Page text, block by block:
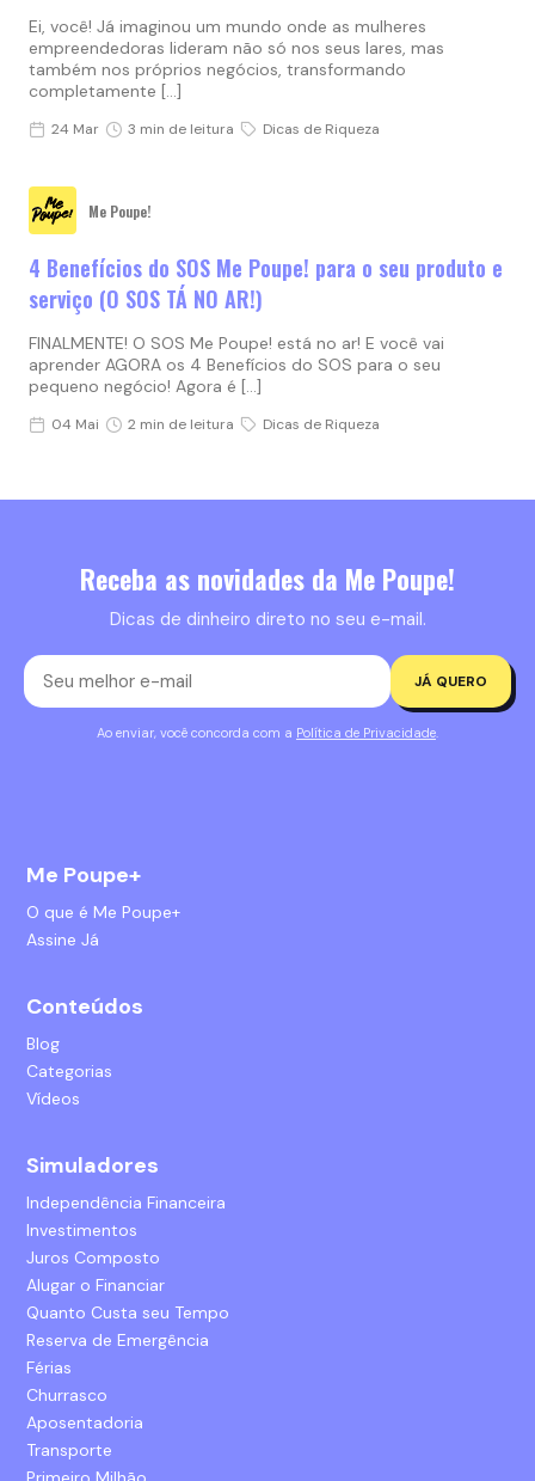
Ei, você! Já imaginou um mundo onde as mulheres
empreendedoras lideram não só nos seus lares, mas
também nos próprios negócios, transformando
completamente […]
24 Mar 3 min de leitura Dicas de Riqueza
Me Poupe!
4 Benefícios do SOS Me Poupe! para o seu produto e
serviço (O SOS TÁ NO AR!)
FINALMENTE! O SOS Me Poupe! está no ar! E você vai
aprender AGORA os 4 Benefícios do SOS para o seu
pequeno negócio! Agora é […]
04 Mai 2 min de leitura Dicas de Riqueza
Receba as novidades da Me Poupe!
Dicas de dinheiro direto no seu e-mail.
JÁ QUERO
Ao enviar, você concorda com a Política de Privacidade.
Me Poupe+
O que é Me Poupe+
Assine Já
Conteúdos
Blog
Categorias
Vídeos
Simuladores
Independência Financeira
Investimentos
Juros Composto
Alugar o Financiar
Quanto Custa seu Tempo
Reserva de Emergência
Férias
Churrasco
Aposentadoria
Transporte